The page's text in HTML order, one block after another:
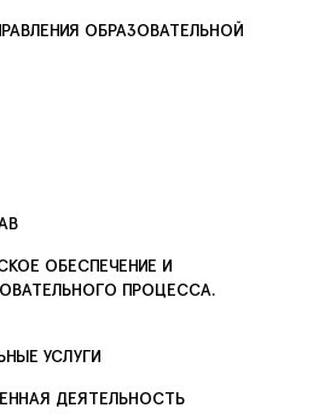
ОБРАЗОВАТЕЛЬНОЙ
ОБЕСПЕЧЕНИЕ И
ПРОЦЕССА.
УСЛУГИ
ДЕЯТЕЛЬНОСТЬ